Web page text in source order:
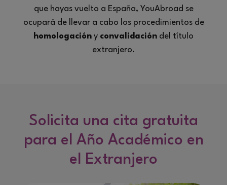
que hayas vuelto a España, YouAbroad se
ocupará de llevar a cabo los procedimientos de
homologación y convalidación del título
extranjero.
Solicita una cita gratuita
para el Año Académico en
el Extranjero